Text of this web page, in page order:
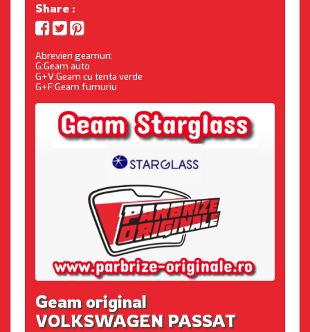
Share :
Abrevieri geamuri:
G:Geam auto
G+V:Geam cu tenta verde
G+F:Geam fumuriu
Geam original
VOLKSWAGEN PASSAT